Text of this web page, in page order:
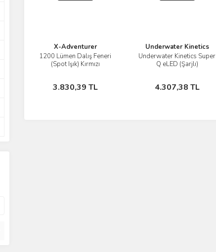
X-Adventurer
1200 Lümen Dalış Feneri
(Spot Işık) Kırmızı
3.830,39 TL
İncele
Stokta Yok
Underwater Kinetics
Underwater Kinetics Super
Q eLED (Şarjlı)
4.307,38 TL
İncele
Stokta Yok